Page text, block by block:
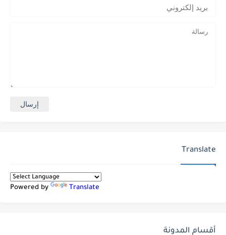
Translate
Powered by Translate
أقسام المدونة